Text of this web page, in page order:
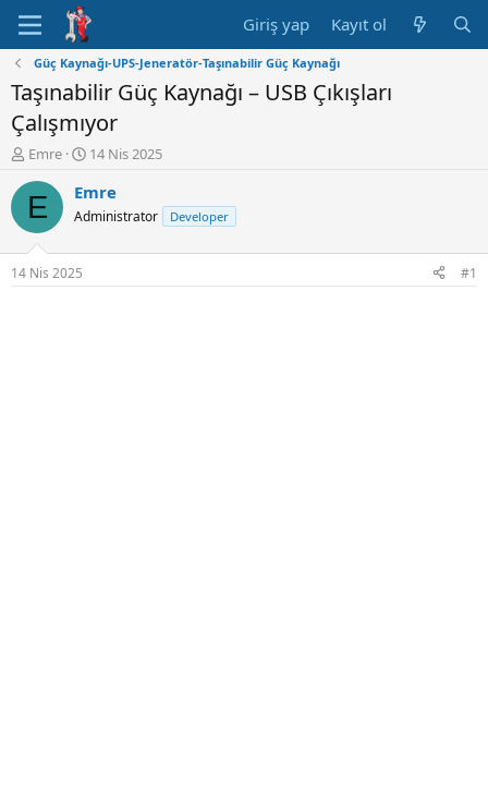
Giriş yap Kayıt ol
Güç Kaynağı-UPS-Jeneratör-Taşınabilir Güç Kaynağı
Taşınabilir Güç Kaynağı – USB Çıkışları
Çalışmıyor
K
n
u
y
u
B
a
Emre
B
ş
l
n
ı
14 Nis 2025
E Emre
Administrator Developer
14 Nis 2025 #1